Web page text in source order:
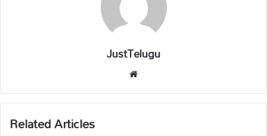
JustTelugu
te
Related Articles